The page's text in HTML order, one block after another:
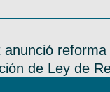
anunció
de Ley de